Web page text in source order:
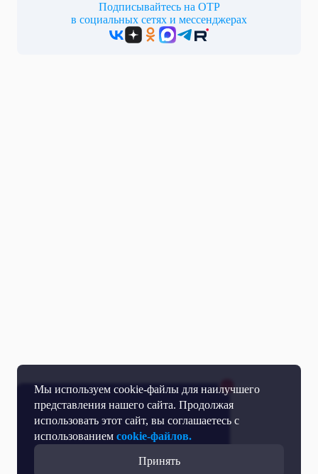
Мы используем cookie-файлы для наилучшего
представления нашего сайта. Продолжая
использовать этот сайт, вы соглашаетесь с
использованием cookie-файлов.
Принять
Подписывайтесь на ОТР
в социальных сетях и мессенджерах